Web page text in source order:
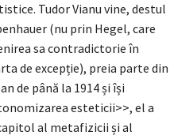
Tudor Vianu vine, destul
(nu prin Hegel, care
sa contradictorie în
de excepție), preia parte din
de până la 1914 și își
esteticii>>, el a
al metafizicii și al